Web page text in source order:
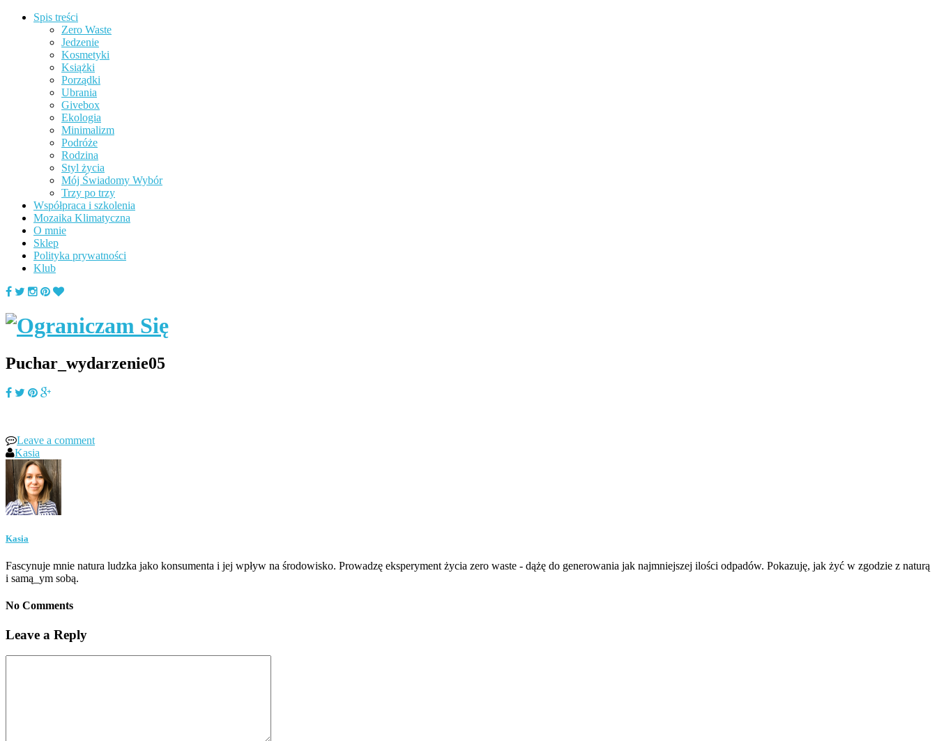
Spis treści
Zero Waste
Jedzenie
Kosmetyki
Książki
Porządki
Ubrania
Givebox
Ekologia
Minimalizm
Podróże
Rodzina
Styl życia
Mój Świadomy Wybór
Trzy po trzy
Współpraca i szkolenia
Mozaika Klimatyczna
O mnie
Sklep
Polityka prywatności
Klub
Puchar_wydarzenie05
Leave a comment
Kasia
Kasia
Fascynuje mnie natura ludzka jako konsumenta i jej wpływ na środowisko. Prowadzę eksperyment życia zero waste - dążę do generowania jak najmniejszej ilości odpadów. Pokazuję, jak żyć w zgodzie z naturą
i samą_ym sobą.
No Comments
Leave a Reply